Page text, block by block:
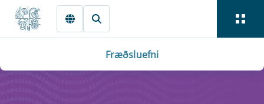
Fara beint í Meginmál
Fræðsluefni